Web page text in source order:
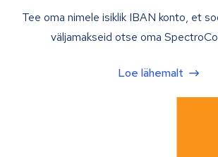
Tee oma nimele isiklik IBAN konto, et
väljamakseid otse oma
Loe lähemalt